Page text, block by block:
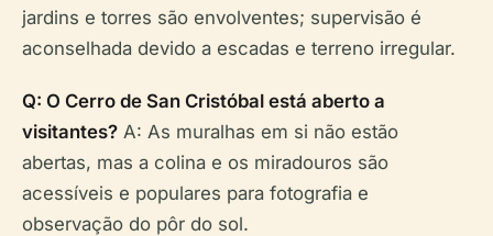
jardins e torres são envolventes; supervisão é
aconselhada devido a escadas e terreno irregular.
Q: O Cerro de San Cristóbal está aberto a
visitantes? A: As muralhas em si não estão
abertas, mas a colina e os miradouros são
acessíveis e populares para fotografia e
observação do pôr do sol.